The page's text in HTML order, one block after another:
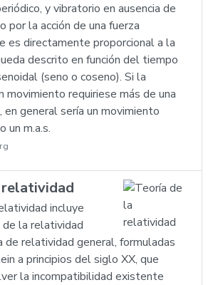
y vibratorio en ausencia de
por la acción de una fuerza
es directamente proporcional a la
descrito en función del tiempo
(seno o coseno). Si la
movimiento requiriese más de una
en general sería un movimiento
un m.a.s.
incluye
la relatividad
de relatividad general, formuladas
a principios del siglo XX, que
la incompatibilidad existente